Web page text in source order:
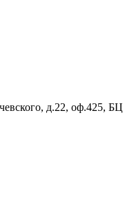
д.22, оф.425, БЦ